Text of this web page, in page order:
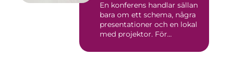
En konferens handlar sällan
bara om ett schema, några
presentationer och en lokal
med projektor. För...